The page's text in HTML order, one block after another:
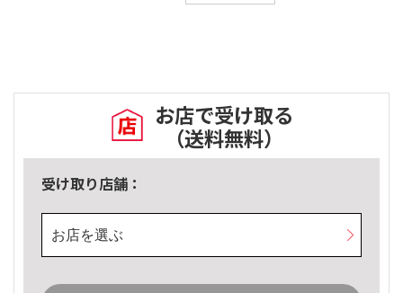
お店で受け取る
（送料無料）
受け取り店舗：
お店を選ぶ